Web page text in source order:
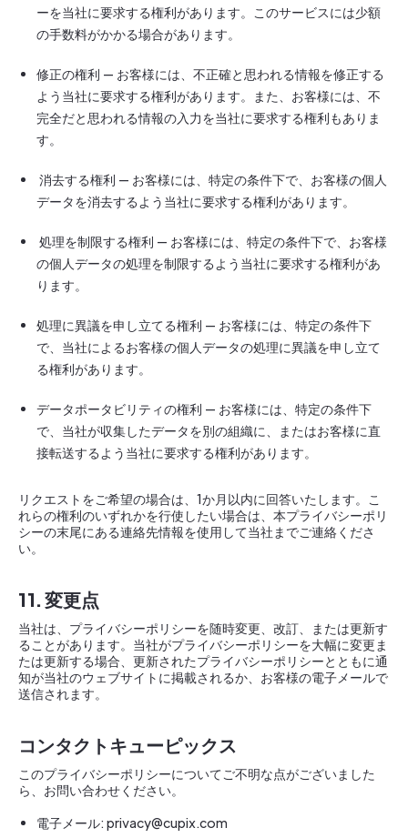
ーを当社に要求する権利があります。このサービスには少額
の手数料がかかる場合があります。
修正の権利 — お客様には、不正確と思われる情報を修正する
よう当社に要求する権利があります。また、お客様には、不
完全だと思われる情報の入力を当社に要求する権利もありま
す。
消去する権利 — お客様には、特定の条件下で、お客様の個人
データを消去するよう当社に要求する権利があります。
処理を制限する権利 — お客様には、特定の条件下で、お客様
の個人データの処理を制限するよう当社に要求する権利があ
ります。
処理に異議を申し立てる権利 — お客様には、特定の条件下
で、当社によるお客様の個人データの処理に異議を申し立て
る権利があります。
データポータビリティの権利 — お客様には、特定の条件下
で、当社が収集したデータを別の組織に、またはお客様に直
接転送するよう当社に要求する権利があります。
リクエストをご希望の場合は、1か月以内に回答いたします。こ
れらの権利のいずれかを行使したい場合は、本プライバシーポリ
シーの末尾にある連絡先情報を使用して当社までご連絡くださ
い。
11. 変更点
当社は、プライバシーポリシーを随時変更、改訂、または更新す
ることがあります。当社がプライバシーポリシーを大幅に変更ま
たは更新する場合、更新されたプライバシーポリシーとともに通
知が当社のウェブサイトに掲載されるか、お客様の電子メールで
送信されます。
コンタクトキューピックス
このプライバシーポリシーについてご不明な点がございました
ら、お問い合わせください。
電子メール: privacy@cupix.com